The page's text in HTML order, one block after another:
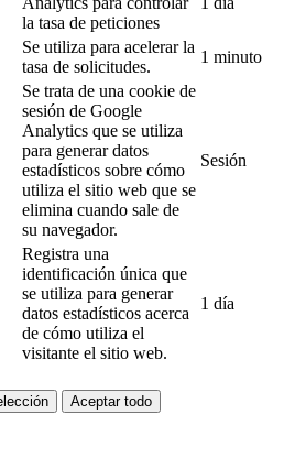
la tasa de peticiones
Se utiliza para acelerar la
tasa de solicitudes.
1 minuto
Se trata de una cookie de
sesión de Google
Analytics que se utiliza
para generar datos
estadísticos sobre cómo
utiliza el sitio web que se
elimina cuando sale de
su navegador.
Sesión
Registra una
identificación única que
se utiliza para generar
datos estadísticos acerca
de cómo utiliza el
visitante el sitio web.
1 día
Aceptar todo